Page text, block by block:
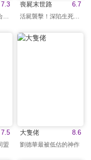
7.3
朴寶英、朴素淡百合CP
6.7
喪屍末世路
活屍襲擊！深陷生死邊緣
7.5
盟
8.6
大隻佬
劉德華最被低估的神作